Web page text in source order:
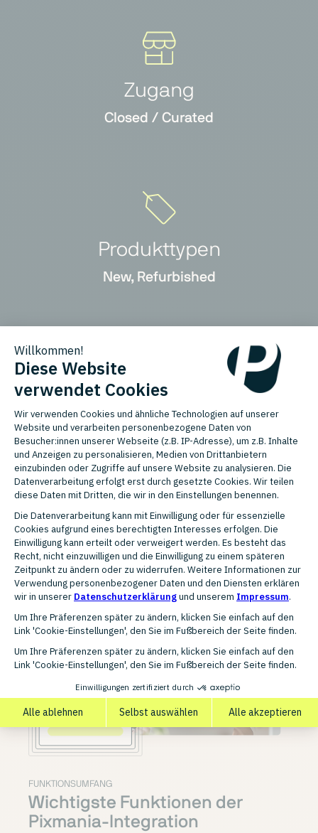
Zugang
Closed / Curated
Produkttypen
New, Refurbished
Länder
France
FUNKTIONSUMFANG
Wichtigste Funktionen der
Pixmania-Integration